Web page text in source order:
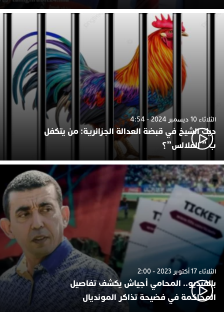
الثلاثاء 10 ديسمبر 2024 - 4:54
ديك الشيخ في قبضة العدالة الجزائرية: من يتكفل
ب ” الفلالس”؟
الثلاثاء 17 أكتوبر 2023 - 2:00
بالفيديو.. المحامي أجياش يكشف تفاصيل
المحاكمة في فضيحة تذاكر المونديال